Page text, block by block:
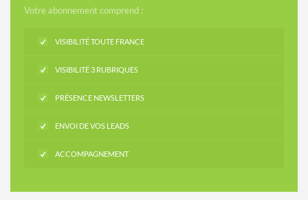
Votre abonnement comprend :
VISIBILITÉ TOUTE FRANCE
VISIBILITÉ 3 RUBRIQUES
PRÉSENCE NEWSLETTERS
ENVOI DE VOS LEADS
ACCOMPAGNEMENT